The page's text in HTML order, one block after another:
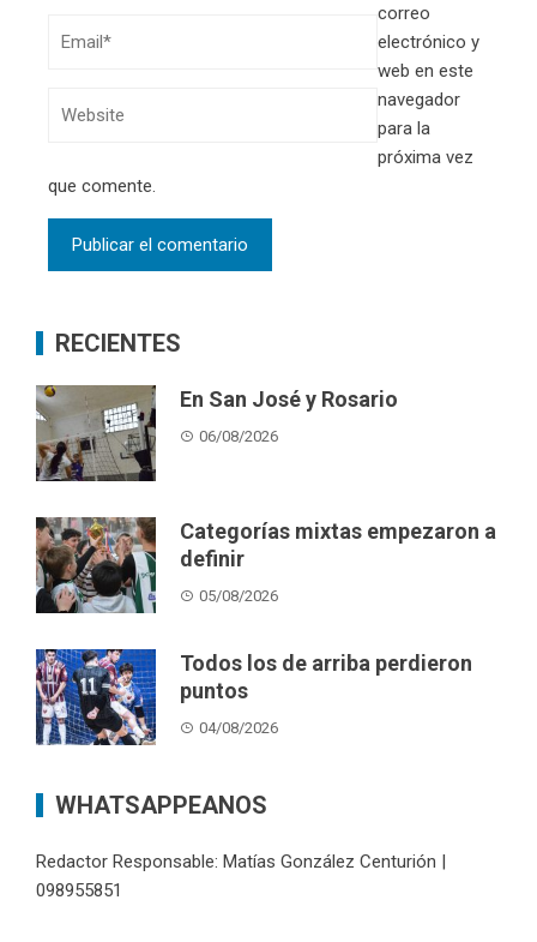
correo
electrónico y
web en este
navegador
para la
próxima vez
que comente.
RECIENTES
En San José y Rosario
06/08/2026
Categorías mixtas empezaron a
definir
05/08/2026
Todos los de arriba perdieron
puntos
04/08/2026
WHATSAPPEANOS
Redactor Responsable: Matías González Centurión |
098955851